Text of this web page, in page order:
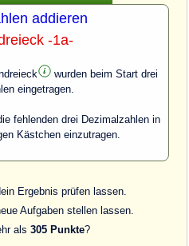
addieren
-1a-
wurdenbeim Start drei
eingetragen.
fehlenden drei Dezimalzahlen in
Kästchen einzutragen.
Ergebnis prüfen lassen.
Aufgaben stellen lassen.
als 305 Punkte?